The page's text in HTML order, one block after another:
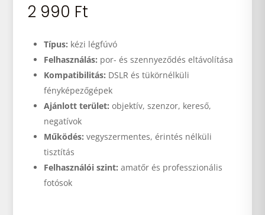
2 990 Ft
Típus: kézi légfúvó
Felhasználás: por- és szennyeződés eltávolítása
Kompatibilitás: DSLR és tükörnélküli
fényképezőgépek
Ajánlott terület: objektív, szenzor, kereső,
negatívok
Működés: vegyszermentes, érintés nélküli
tisztítás
Felhasználói szint: amatőr és professzionális
fotósok